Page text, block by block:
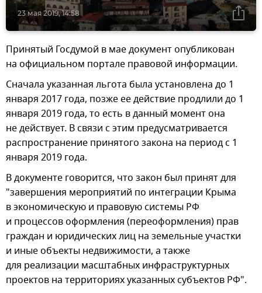
23 мая 2019, 14:58
Принятый Госдумой в мае документ опубликован
на официальном портале правовой информации.
Сначала указанная льгота была установлена до 1
января 2017 года, позже ее действие продлили до 1
января 2019 года, то есть в данный момент она
не действует. В связи с этим предусматривается
распространение принятого закона на период с 1
января 2019 года.
В документе говорится, что закон был принят для
"завершения мероприятий по интеграции Крыма
в экономическую и правовую системы РФ
и процессов оформления (переоформления) прав
граждан и юридических лиц на земельные участки
и иные объекты недвижимости, а также
для реализации масштабных инфраструктурных
проектов на территориях указанных субъектов РФ".